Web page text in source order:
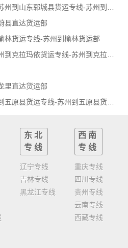
县直达货运部
林货运专线-苏州到榆林货运部
里直达货运部
苏州到五原县物流公司-苏州到五原县货运专线-苏州到五原县货运部
东北
专线
辽宁专线
吉林专线
黑龙江专线
西南
专线
重庆专线
四川专线
贵州专线
云南专线
西藏专线